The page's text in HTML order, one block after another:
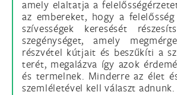
amely elaltatja a
az embereket, hogy a
szívességek keresését
szegénységet, amely
részvétel kútjait és beszűkíti a
terét, megalázva így azok
és termelnek. Minderre az élet
szemléletével kell választ adnunk.